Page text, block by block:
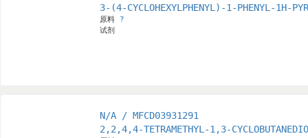
3-(4-CYCLOHEXYLPHENYL)-1-PHENYL-1H-
原料 ?
试剂
N/A / MFCD03931291
2,2,4,4-TETRAMETHYL-1,3-